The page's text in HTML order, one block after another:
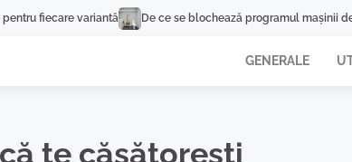
De ce se blochează programul mașinii de spălat Tot ce
GENERALE
te căsătorești